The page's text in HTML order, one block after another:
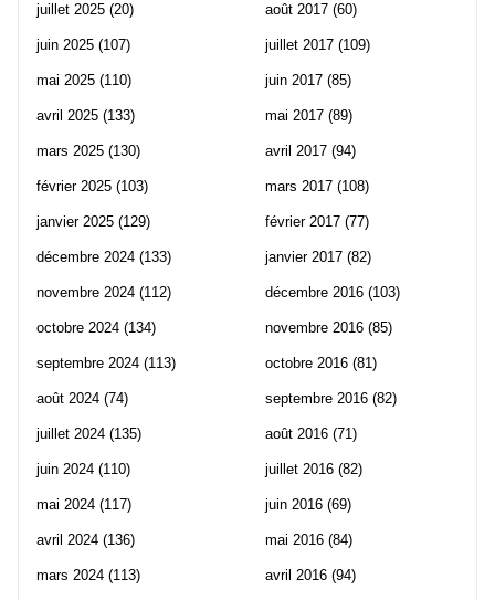
juillet 2025 (20)
juin 2025 (107)
mai 2025 (110)
avril 2025 (133)
mars 2025 (130)
février 2025 (103)
janvier 2025 (129)
décembre 2024 (133)
novembre 2024 (112)
octobre 2024 (134)
septembre 2024 (113)
août 2024 (74)
juillet 2024 (135)
juin 2024 (110)
mai 2024 (117)
avril 2024 (136)
mars 2024 (113)
août 2017 (60)
juillet 2017 (109)
juin 2017 (85)
mai 2017 (89)
avril 2017 (94)
mars 2017 (108)
février 2017 (77)
janvier 2017 (82)
décembre 2016 (103)
novembre 2016 (85)
octobre 2016 (81)
septembre 2016 (82)
août 2016 (71)
juillet 2016 (82)
juin 2016 (69)
mai 2016 (84)
avril 2016 (94)